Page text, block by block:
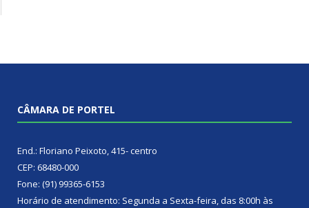
CÂMARA DE PORTEL
End.: Floriano Peixoto, 415- centro
CEP: 68480-000
Fone: (91) 99365-6153
Horário de atendimento: Segunda a Sexta-feira, das 8:00h às